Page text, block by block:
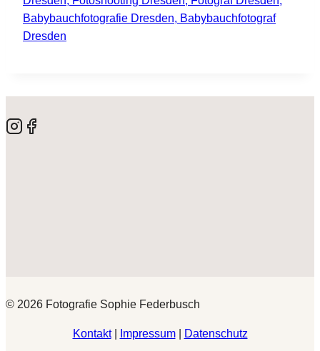
© 2026 Fotografie Sophie Federbusch
Kontakt| Impressum| Datenschutz